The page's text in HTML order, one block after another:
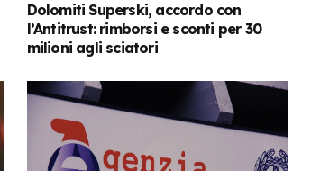
Dolomiti Superski, accordo con
l’Antitrust: rimborsi e sconti per 30
milioni agli sciatori